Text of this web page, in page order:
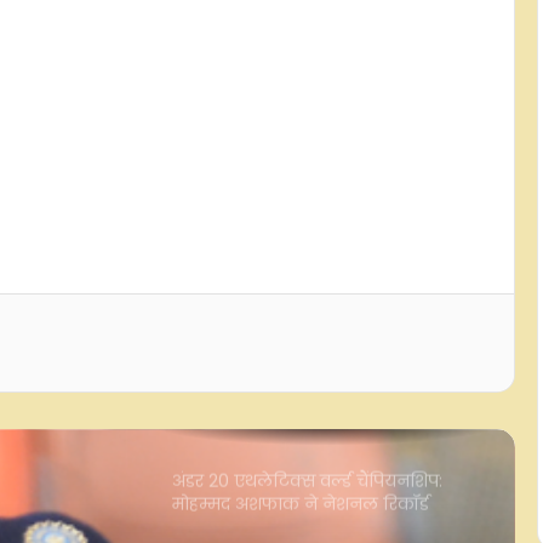
विकेट, नवदीन सैनी बोले- हमने योजनाओं
मोहम्मद अशफाक ने नेशनल रिकॉर्ड
तोड़कर बनाई फाइनल में जगह
भारतीय टीम के लिए आई बुरी खबर, चोट के
चलते वॉर्मअप मैच के पहले दिन मैदान पर